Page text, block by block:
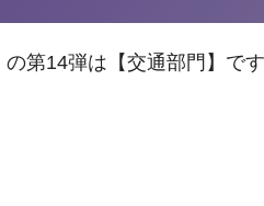
第14弾は【交通部門】です